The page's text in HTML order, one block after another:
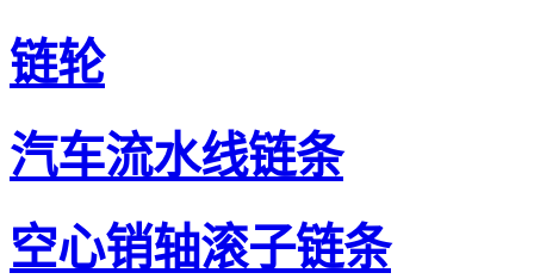
链轮
汽车流水线链条
空心销轴滚子链条